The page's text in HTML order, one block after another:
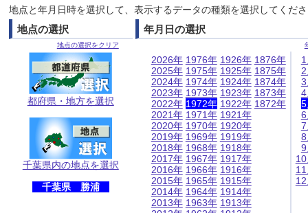
地点と年月日時を選択して、表示するデータの種類を選択してくだ
地点の選択
地点の選択をクリア
都府県・地方を選択
千葉県内の地点を選択
千葉県 勝浦
年月日の選択
2026年
2025年
2024年
2023年
2022年
2021年
2020年
2019年
2018年
2017年
2016年
2015年
2014年
2013年
1976年
1975年
1974年
1973年
1972年
1971年
1970年
1969年
1968年
1967年
1966年
1965年
1964年
1963年
1926年
1925年
1924年
1923年
1922年
1921年
1920年
1919年
1918年
1917年
1916年
1915年
1914年
1913年
1876年
1875年
1874年
1873年
1872年